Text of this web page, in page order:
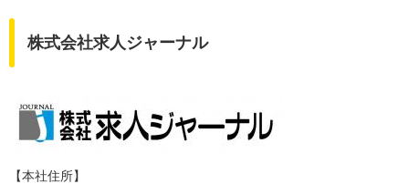
株式会社求人ジャーナル
【本社住所】